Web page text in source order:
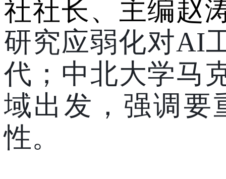
社社长、主编赵
研究应弱化对AI
代；中北大学马
域出发 ，强调要
性。